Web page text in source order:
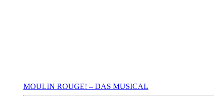
MOULIN ROUGE! – DAS MUSICAL